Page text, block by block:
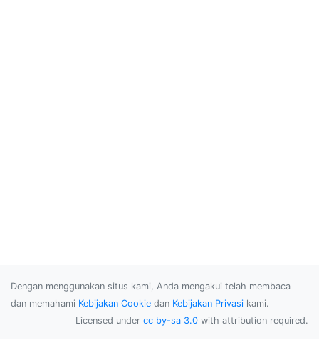
Dengan menggunakan situs kami, Anda mengakui telah membaca
dan memahami Kebijakan Cookie dan Kebijakan Privasi kami.
Licensed under cc by-sa 3.0 with attribution required.